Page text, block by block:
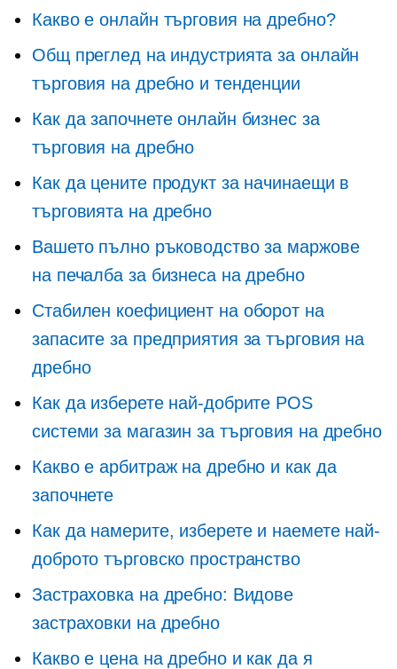
Какво е онлайн търговия на дребно?
Общ преглед на индустрията за онлайн
търговия на дребно и тенденции
Как да започнете онлайн бизнес за
търговия на дребно
Как да цените продукт за начинаещи в
търговията на дребно
Вашето пълно ръководство за маржове
на печалба за бизнеса на дребно
Стабилен коефициент на оборот на
запасите за предприятия за търговия на
дребно
Как да изберете най-добрите POS
системи за магазин за търговия на дребно
Какво е арбитраж на дребно и как да
започнете
Как да намерите, изберете и наемете най-
доброто търговско пространство
Застраховка на дребно: Видове
застраховки на дребно
Какво е цена на дребно и как да я